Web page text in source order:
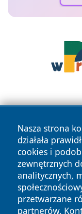
Nasza strona
działała
cookies i
zewnętrznych
analitycznych,
przetwarzane
partnerów.
Copyright © 2026
zastrzeżone.
News Autorzy